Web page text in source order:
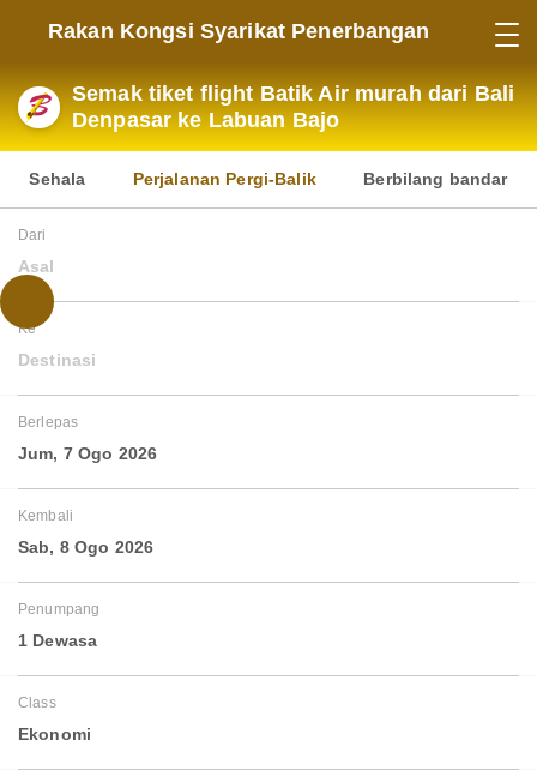
Rakan Kongsi Syarikat Penerbangan
Semak tiket flight Batik Air murah dari Bali
Denpasar ke Labuan Bajo
Sehala Perjalanan Pergi-Balik Berbilang bandar
Dari
Asal
Ke
Destinasi
Berlepas
Jum, 7 Ogo 2026
Kembali
Sab, 8 Ogo 2026
Penumpang
1 Dewasa
Class
Ekonomi